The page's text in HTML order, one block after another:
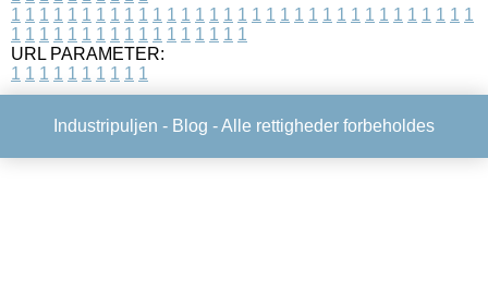
1 1 1 1 1 1 1 1 1 1 1 1 1 1 1 1 1 1 1 1 1 1 1 1 1 1 1 1 1 1 1 1 1
1 1 1 1 1 1 1 1 1 1 1 1 1 1 1 1 1
URL PARAMETER:
1 1 1 1 1 1 1 1 1 1
Industripuljen - Blog - Alle rettigheder forbeholdes